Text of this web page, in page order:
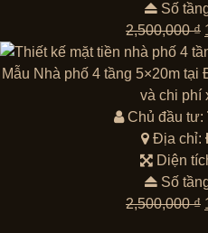
Số
2,500,000₫
Mẫu Nhà phố 4 tầng 5×20m
và chi phí
Chủ đầu tư:
Địa chỉ:
Diện
Số
2,500,000₫